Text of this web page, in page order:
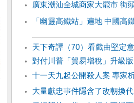
廣東潮汕全城商家大罷市 街
「幽靈高鐵站」遍地 中國高
天下奇譚（70）看戲曲堅定
對付川普「貿易增稅」升級
十一天九起公開殺人案 專家
大量獻忠事件隱含了改朝換